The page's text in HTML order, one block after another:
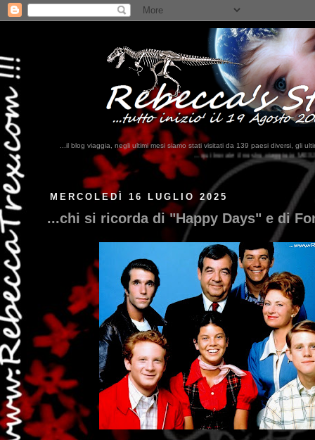
...il blog viaggia, negli ultimi mesi siamo stati visitati da 139 paesi diversi, gli
...qui trovate il nostro viaggio in MESSICO 2023...clikka qui !!!
MERCOLEDÌ 16 LUGLIO 2025
...chi si ricorda di "Happy Days" e di